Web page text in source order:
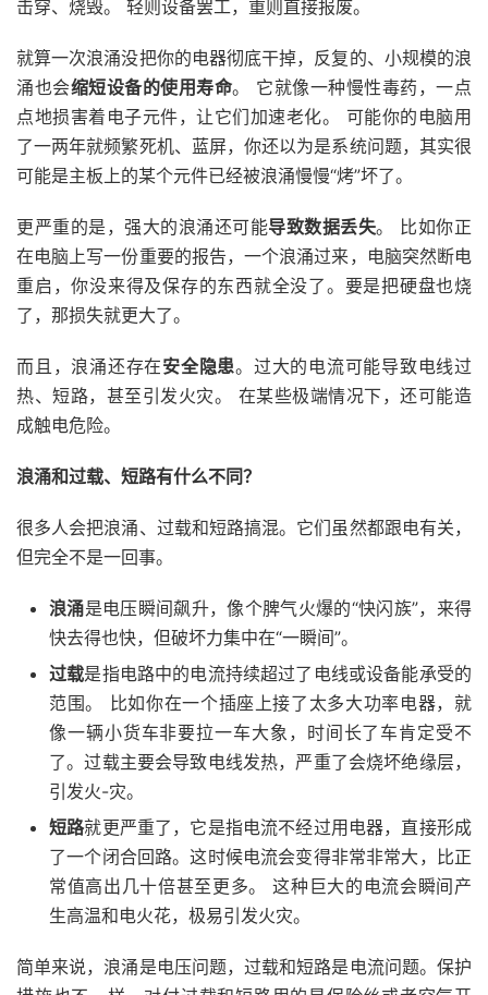
击穿、烧毁。 轻则设备罢工，重则直接报废。
就算一次浪涌没把你的电器彻底干掉，反复的、小规模的浪
涌也会缩短设备的使用寿命。 它就像一种慢性毒药，一点
点地损害着电子元件，让它们加速老化。 可能你的电脑用
了一两年就频繁死机、蓝屏，你还以为是系统问题，其实很
可能是主板上的某个元件已经被浪涌慢慢“烤”坏了。
更严重的是，强大的浪涌还可能导致数据丢失。 比如你正
在电脑上写一份重要的报告，一个浪涌过来，电脑突然断电
重启，你没来得及保存的东西就全没了。要是把硬盘也烧
了，那损失就更大了。
而且，浪涌还存在安全隐患。过大的电流可能导致电线过
热、短路，甚至引发火灾。 在某些极端情况下，还可能造
成触电危险。
浪涌和过载、短路有什么不同？
很多人会把浪涌、过载和短路搞混。它们虽然都跟电有关，
但完全不是一回事。
浪涌是电压瞬间飙升，像个脾气火爆的“快闪族”，来得
快去得也快，但破坏力集中在“一瞬间”。
过载是指电路中的电流持续超过了电线或设备能承受的
范围。 比如你在一个插座上接了太多大功率电器，就
像一辆小货车非要拉一车大象，时间长了车肯定受不
了。过载主要会导致电线发热，严重了会烧坏绝缘层，
引发火-灾。
短路就更严重了，它是指电流不经过用电器，直接形成
了一个闭合回路。这时候电流会变得非常非常大，比正
常值高出几十倍甚至更多。 这种巨大的电流会瞬间产
生高温和电火花，极易引发火灾。
简单来说，浪涌是电压问题，过载和短路是电流问题。保护